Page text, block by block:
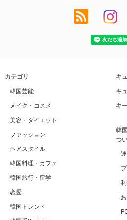
カテゴリ
韓国芸能
メイク・コスメ
美容・ダイエット
ファッション
ヘアスタイル
韓国料理・カフェ
韓国旅行・留学
恋愛
韓国トレンド
キ
キ
キ
韓
つ